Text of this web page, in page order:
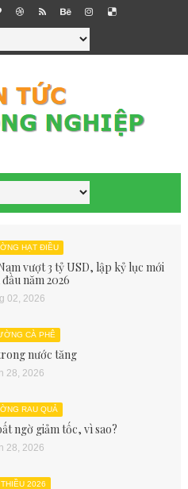
HẠT ĐIỀU
vượt 3 tỷ USD, lập kỷ lục mới
năm 2026
02, 2026
CÀ PHÊ
nước tăng
28, 2026
RAU QUẢ
ngờ giảm tốc, vì sao?
28, 2026
2026